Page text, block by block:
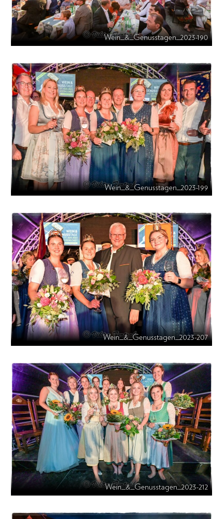
Wein_&_Genusstagen_2023-190
Wein_&_Genusstagen_2023-199
Wein_&_Genusstagen_2023-207
Wein_&_Genusstagen_2023-212